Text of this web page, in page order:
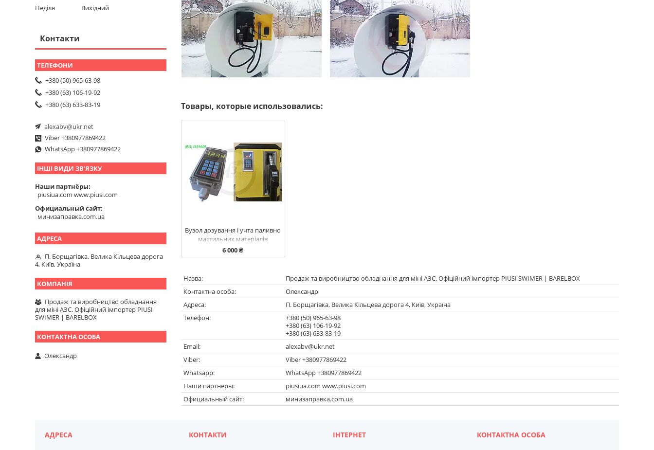
Вузол дозування і учта паливно
мастильних матеріалів
6 000 ₴
Продаж та виробництво обладнання для міні АЗС. Офіційний імпортер PIUSI SWIMER | BARELBOX
Олександр
П. Борщагівка, Велика Кільцева дорога 4, Київ, Україна
+380 (50) 965-63-98
+380 (63) 106-19-92
+380 (63) 633-83-19
alexabv@ukr.net
Viber +380977869422
WhatsApp +380977869422
Наши партнёры
piusiua.com www.piusi.com
Официальный сайт
минизаправка.com.ua
Неділя
Вихідний
Контакти
+380 (50) 965-63-98
+380 (63) 106-19-92
+380 (63) 633-83-19
alexabv@ukr.net
Viber +380977869422
WhatsApp +380977869422
ІНШІ ВИДИ ЗВ'ЯЗКУ
Наши партнёры
piusiua.com www.piusi.com
Официальный сайт
минизаправка.com.ua
П. Борщагівка, Велика Кільцева дорога
4, Київ, Україна
Продаж та виробництво обладнання
для міні АЗС. Офіційний імпортер PIUSI
SWIMER | BARELBOX
Олександр